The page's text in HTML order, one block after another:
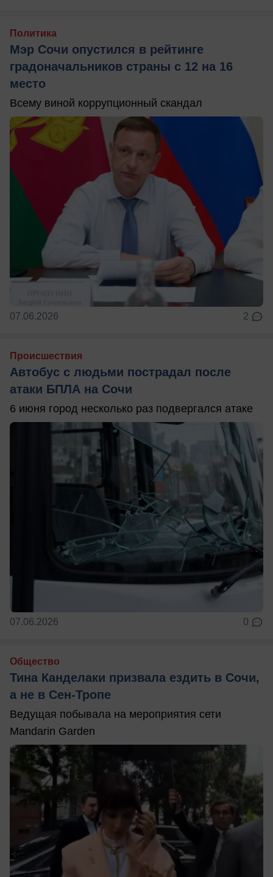
Политика
Мэр Сочи опустился в рейтинге
градоначальников страны с 12 на 16
место
Всему виной коррупционный скандал
07.06.2026 2
Происшествия
Автобус с людьми пострадал после
атаки БПЛА на Сочи
6 июня город несколько раз подвергался атаке
07.06.2026 0
Общество
Тина Канделаки призвала ездить в Сочи,
а не в Сен-Тропе
Ведущая побывала на мероприятия сети
Mandarin Garden